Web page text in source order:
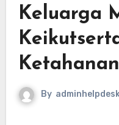
Keluarga
By